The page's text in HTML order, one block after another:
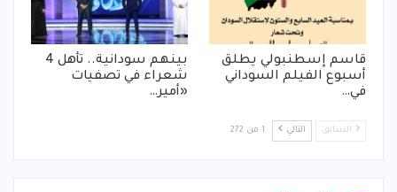
قاسم إسطنبولي يطلق
أسبوع الفيلم السوداني
في…
بينهم سودانية.. تأهل 4
شعراء في تصفيات
«أمير…
السابق التالي 1 من 272